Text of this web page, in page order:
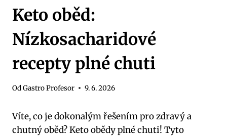
Keto oběd:
Nízkosacharidové
recepty plné chuti
OdGastro Profesor 9. 6. 2026
Víte, co je dokonalým řešením‌ pro⁣ zdravý a
chutný oběd? Keto obědy plné chuti! Tyto